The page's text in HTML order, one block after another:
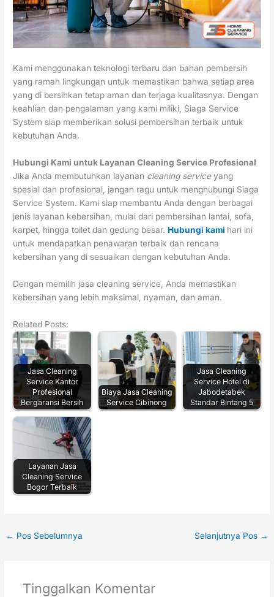
Kami menggunakan teknologi terbaru dan bahan pembersih
yang ramah lingkungan untuk memastikan bahwa setiap area
yang di bersihkan tetap aman dan terjaga kualitasnya. Dengan
keahlian dan pengalaman yang kami miliki, Siaga Service
System siap memberikan solusi pembersihan terbaik untuk
kebutuhan Anda.
Hubungi Kami untuk Layanan Cleaning Service Profesional
Jika Anda membutuhkan layanan cleaning serviceyang
spesial dan profesional, jangan ragu untuk menghubungi Siaga
Service System. Kami siap membantu Anda dengan berbagai
jenis layanan kebersihan, mulai dari pembersihan lantai, sofa,
karpet, hingga toilet dan gedung besar.Hubungi kami hari ini
untuk mendapatkan penawaran terbaik dan rencana
kebersihan yang di sesuaikan dengan kebutuhan Anda.
Dengan memilih jasa cleaning service, Anda memastikan
kebersihan yang lebih maksimal, nyaman, dan aman.
Related Posts:
Jasa Cleaning
Service Kantor
Profesional
Bergaransi Bersih
Biaya Jasa Cleaning
Service Cibinong
Jasa Cleaning
Service Hotel di
Jabodetabek
Standar Bintang 5
Layanan Jasa
Cleaning Service
Bogor Terbaik
← Pos Sebelumnya Selanjutnya Pos →
Tinggalkan Komentar